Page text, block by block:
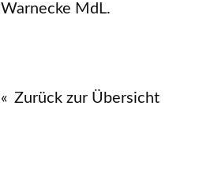
Warnecke MdL.
Zurück zur Übersicht